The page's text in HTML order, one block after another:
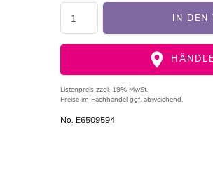
IN DEN
Listenpreis zzgl. 19% MwSt.
Preise im Fachhandel ggf. abweichend.
No. E6509594